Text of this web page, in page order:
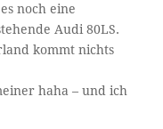
noch eine
Audi 80LS.
kommt nichts
haha – und ich